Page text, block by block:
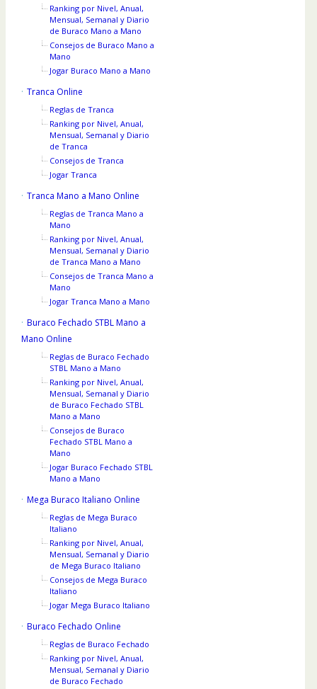
Ranking por Nivel, Anual,
Mensual, Semanal y Diario
de Buraco Mano a Mano
Consejos de Buraco Mano a
Mano
Jogar Buraco Mano a Mano
Tranca Online
Reglas de Tranca
Ranking por Nivel, Anual,
Mensual, Semanal y Diario
de Tranca
Consejos de Tranca
Jogar Tranca
Tranca Mano a Mano Online
Reglas de Tranca Mano a
Mano
Ranking por Nivel, Anual,
Mensual, Semanal y Diario
de Tranca Mano a Mano
Consejos de Tranca Mano a
Mano
Jogar Tranca Mano a Mano
Buraco Fechado STBL Mano a
Mano Online
Reglas de Buraco Fechado
STBL Mano a Mano
Ranking por Nivel, Anual,
Mensual, Semanal y Diario
de Buraco Fechado STBL
Mano a Mano
Consejos de Buraco
Fechado STBL Mano a
Mano
Jogar Buraco Fechado STBL
Mano a Mano
Mega Buraco Italiano Online
Reglas de Mega Buraco
Italiano
Ranking por Nivel, Anual,
Mensual, Semanal y Diario
de Mega Buraco Italiano
Consejos de Mega Buraco
Italiano
Jogar Mega Buraco Italiano
Buraco Fechado Online
Reglas de Buraco Fechado
Ranking por Nivel, Anual,
Mensual, Semanal y Diario
de Buraco Fechado